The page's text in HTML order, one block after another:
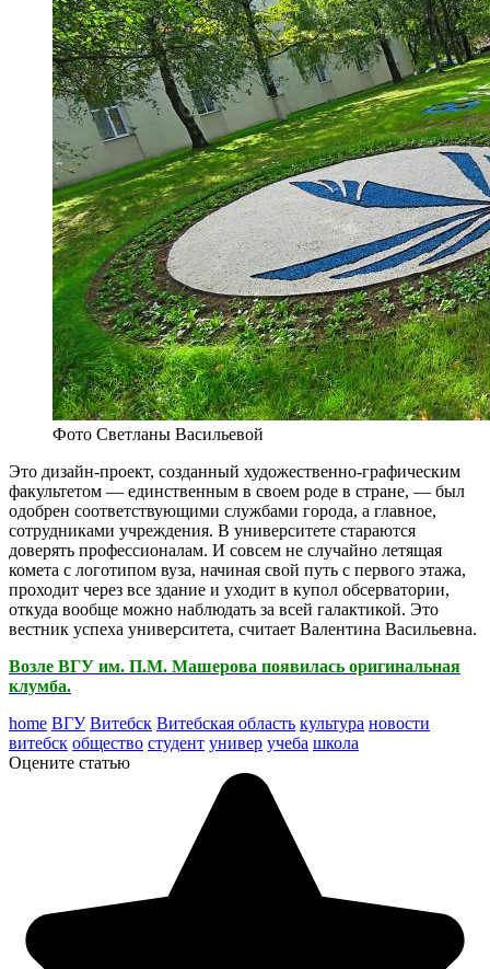
Фото Светланы Васильевой
Это дизайн-проект, соз­данный художественно-графическим
факультетом — единственным в своем роде в стране, — был
одобрен соответствующими службами города, а главное,
сотрудниками учреждения. В университете стараются
доверять профессионалам. И совсем не случайно летящая
комета с логотипом вуза, начиная свой путь с первого этажа,
проходит через все здание и уходит в купол обсерватории,
откуда вообще можно наблюдать за всей галактикой. Это
вестник успеха университета, считает Валентина Васильевна.
Возле ВГУ им. П.М. Машерова появилась оригинальная
клумба.
home ВГУ Витебск Витебская область культура новости
витебск общество студент универ учеба школа
Оцените статью